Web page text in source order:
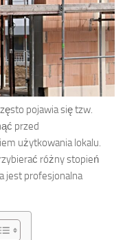
pojawia się tzw.
przed
użytkowania lokalu.
różny stopień
jest profesjonalna